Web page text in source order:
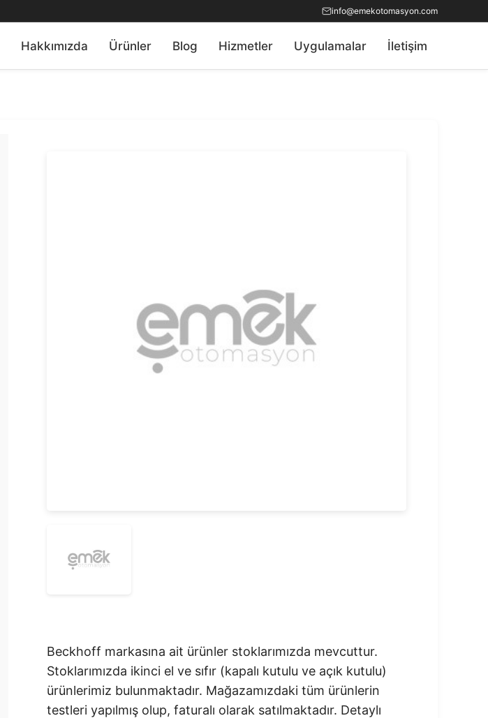
info@emekotomasyon.com
Hakkımızda Ürünler Blog Hizmetler Uygulamalar İletişim
Beckhoff markasına ait ürünler stoklarımızda mevcuttur.
Stoklarımızda ikinci el ve sıfır (kapalı kutulu ve açık kutulu)
ürünlerimiz bulunmaktadır.​ Mağazamızdaki tüm ürünlerin
testleri yapılmış olup, faturalı olarak satılmaktadır. Detaylı